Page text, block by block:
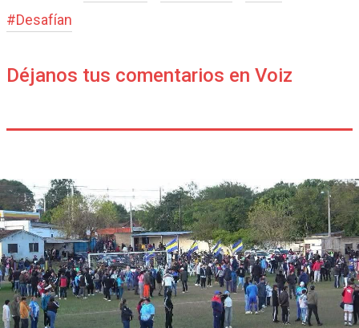
#Desafían
Déjanos tus comentarios en Voiz